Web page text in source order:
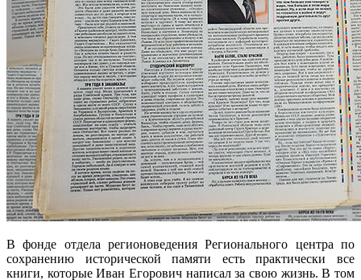
В фонде отдела регионоведения Регионального центра по
сохранению исторической памяти есть практически все
книги, которые Иван Егорович написал за свою жизнь. В том